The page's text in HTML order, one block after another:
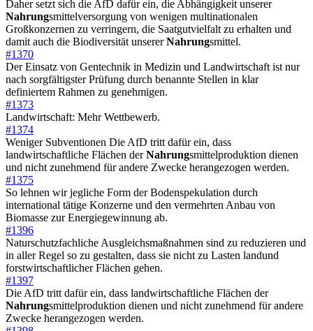
Daher setzt sich die AfD dafür ein, die Abhängigkeit unserer
Nahrungsmittelversorgung von wenigen multinationalen
Großkonzernen zu verringern, die Saatgutvielfalt zu erhalten und
damit auch die Biodiversität unsererNahrungsmittel.
#1370
Der Einsatz von Gentechnik in Medizin und Landwirtschaft ist nur
nach sorgfältigster Prüfung durch benannte Stellen in klar
definiertem Rahmen zu genehmigen.
#1373
Landwirtschaft: Mehr Wettbewerb.
#1374
Weniger Subventionen Die AfD tritt dafür ein, dass
landwirtschaftliche Flächen derNahrungsmittelproduktion dienen
und nicht zunehmend für andere Zwecke herangezogen werden.
#1375
So lehnen wir jegliche Form der Bodenspekulation durch
international tätige Konzerne und den vermehrten Anbau von
Biomasse zur Energiegewinnung ab.
#1396
Naturschutzfachliche Ausgleichsmaßnahmen sind zu reduzieren und
in aller Regel so zu gestalten, dass sie nicht zu Lasten landund
forstwirtschaftlicher Flächen gehen.
#1397
Die AfD tritt dafür ein, dass landwirtschaftliche Flächen der
Nahrungsmittelproduktion dienen und nicht zunehmend für andere
Zwecke herangezogen werden.